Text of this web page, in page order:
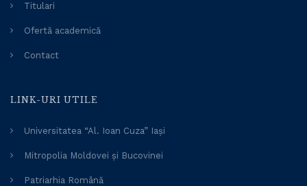
Titulari
Ofertă academică
Contact
LINK-URI UTILE
Universitatea “Al. Ioan Cuza” Iași
Mitropolia Moldovei și Bucovinei
Patriarhia Română